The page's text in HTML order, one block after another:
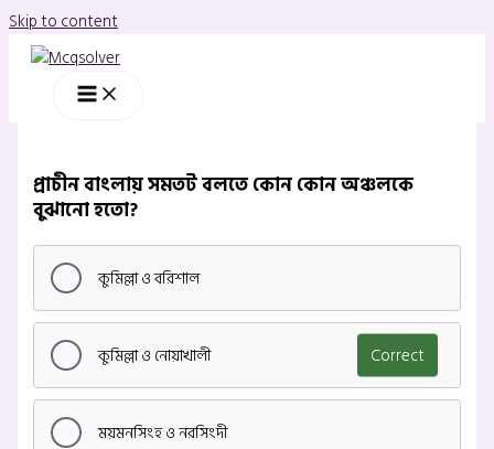
Skip to content
প্রাচীন বাংলায় সমতট বলতে কোন কোন অঞ্চলকে
বুঝানো হতো?
কুমিল্লা ও বরিশাল
কুমিল্লা ও নোয়াখালী Correct
ময়মনসিংহ ও নরসিংদী